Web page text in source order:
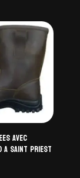
avec
a saint priest